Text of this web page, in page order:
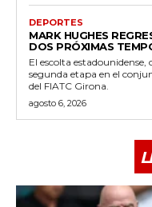
DEPORTES
MARK HUGHES
DOS PRÓXIMAS
El escolta
segunda etapa en el
del FIATC Girona.
agosto 6, 2026